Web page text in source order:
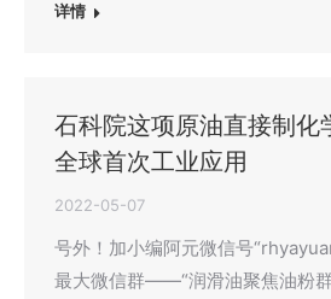
详情
石科院这项原油直接制化
全球首次工业应用
2022-05-07
号外！加小编阿元微信号
最大微信群——“润滑油聚焦油粉